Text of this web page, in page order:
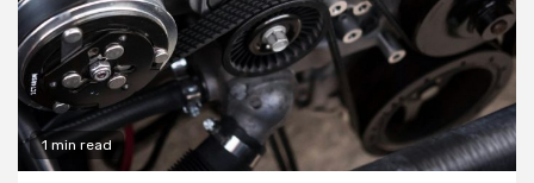
1 min read